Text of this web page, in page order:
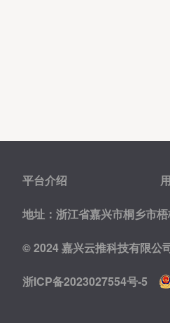
平台介绍
地址：浙江省嘉兴市桐乡市
© 2024 嘉兴云推科技有限公
浙ICP备2023027554号-5